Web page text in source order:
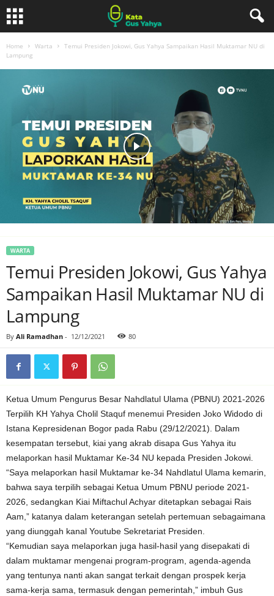
Home Warta
Temui Presiden Jokowi, Gus Yahya Sampaikan Hasil Muktamar NU di
Lampung
WARTA
Temui Presiden Jokowi, Gus Yahya
Sampaikan Hasil Muktamar NU di
Lampung
By Ali Ramadhan - 12/12/2021 80
Ketua Umum Pengurus Besar Nahdlatul Ulama (PBNU) 2021-2026
Terpilih KH Yahya Cholil Staquf menemui Presiden Joko Widodo di
Istana Kepresidenan Bogor pada Rabu (29/12/2021). Dalam
kesempatan tersebut, kiai yang akrab disapa Gus Yahya itu
melaporkan hasil Muktamar Ke-34 NU kepada Presiden Jokowi.
“Saya melaporkan hasil Muktamar ke-34 Nahdlatul Ulama kemarin,
bahwa saya terpilih sebagai Ketua Umum PBNU periode 2021-
2026, sedangkan Kiai Miftachul Achyar ditetapkan sebagai Rais
Aam,” katanya dalam keterangan setelah pertemuan sebagaimana
yang diunggah kanal Youtube Sekretariat Presiden.
“Kemudian saya melaporkan juga hasil-hasil yang disepakati di
dalam muktamar mengenai program-program, agenda-agenda
yang tentunya nanti akan sangat terkait dengan prospek kerja
sama-kerja sama, termasuk dengan pemerintah,” imbuh Gus